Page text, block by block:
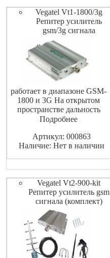
Vegatel Vt1-1800/3g
Репитер усилитель
gsm/3g сигнала
работает в диапазоне GSM-
1800 и 3G На открытом
пространстве дальность
действия этого репитера
помещениях площадь
действия репитера
широком диапазоне на
Подробнее
Артикул: 000863
Наличие: Нет в наличии
Vegatel Vt2-900-kit
Репитер усилитель gsm
сигнала (комплект)